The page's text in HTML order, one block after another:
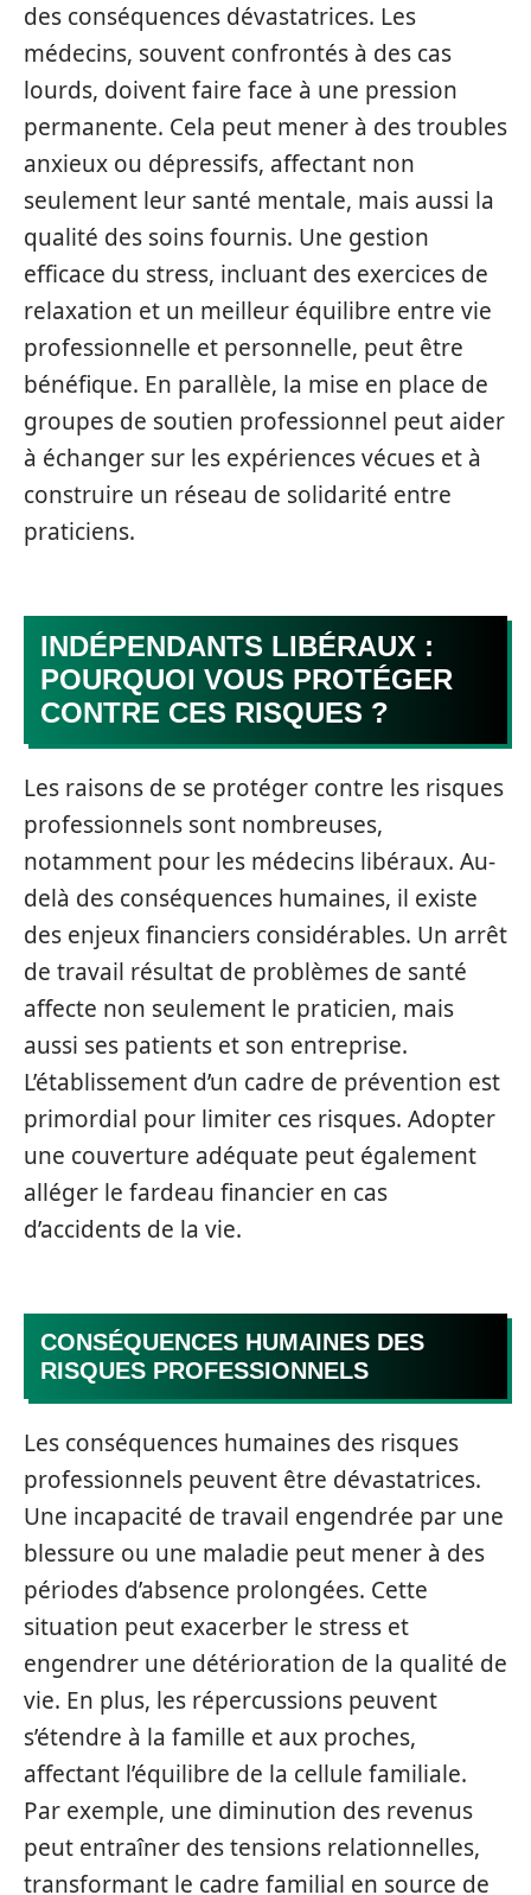
des conséquences dévastatrices. Les
médecins, souvent confrontés à des cas
lourds, doivent faire face à une pression
permanente. Cela peut mener à des troubles
anxieux ou dépressifs, affectant non
seulement leur santé mentale, mais aussi la
qualité des soins fournis. Une gestion
efficace du stress, incluant des exercices de
relaxation et un meilleur équilibre entre vie
professionnelle et personnelle, peut être
bénéfique. En parallèle, la mise en place de
groupes de soutien professionnel peut aider
à échanger sur les expériences vécues et à
construire un réseau de solidarité entre
praticiens.
INDÉPENDANTS LIBÉRAUX :
POURQUOI VOUS PROTÉGER
CONTRE CES RISQUES ?
Les raisons de se protéger contre les risques
professionnels sont nombreuses,
notamment pour les médecins libéraux. Au-
delà des conséquences humaines, il existe
des enjeux financiers considérables. Un arrêt
de travail résultat de problèmes de santé
affecte non seulement le praticien, mais
aussi ses patients et son entreprise.
L’établissement d’un cadre de prévention est
primordial pour limiter ces risques. Adopter
une couverture adéquate peut également
alléger le fardeau financier en cas
d’accidents de la vie.
CONSÉQUENCES HUMAINES DES
RISQUES PROFESSIONNELS
Les conséquences humaines des risques
professionnels peuvent être dévastatrices.
Une incapacité de travail engendrée par une
blessure ou une maladie peut mener à des
périodes d’absence prolongées. Cette
situation peut exacerber le stress et
engendrer une détérioration de la qualité de
vie. En plus, les répercussions peuvent
s’étendre à la famille et aux proches,
affectant l’équilibre de la cellule familiale.
Par exemple, une diminution des revenus
peut entraîner des tensions relationnelles,
transformant le cadre familial en source de